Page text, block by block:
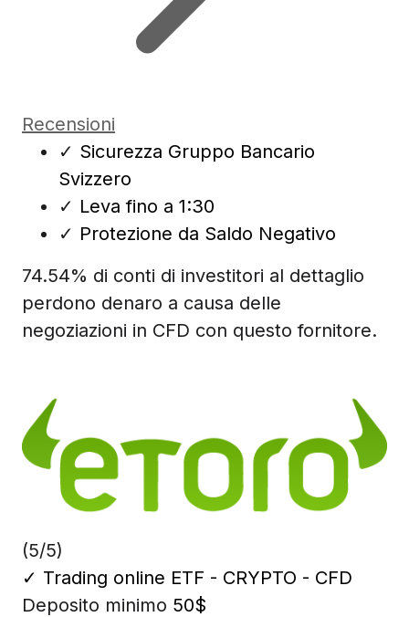
Recensioni
✓ Sicurezza Gruppo Bancario
Svizzero
✓ Leva fino a 1:30
✓ Protezione da Saldo Negativo
74.54% di conti di investitori al dettaglio
perdono denaro a causa delle
negoziazioni in CFD con questo fornitore.
(5/5)
✓ Trading online ETF - CRYPTO - CFD
Deposito minimo 50$